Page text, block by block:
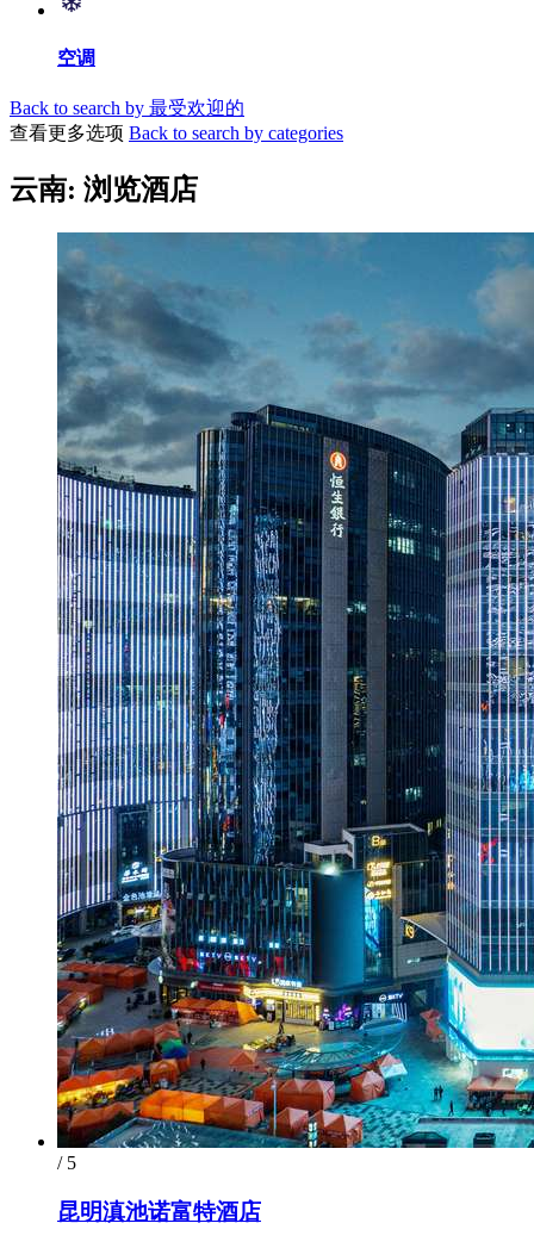
空调
Back to search by 最受欢迎的
查看更多选项 Back to search by categories
云南: 浏览酒店
/ 5
昆明滇池诺富特酒店